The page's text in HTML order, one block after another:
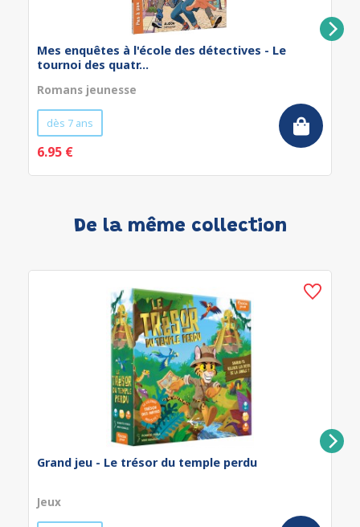
Mes enquêtes à l'école des détectives - Le
tournoi des quatr...
Romans jeunesse
dès 7 ans
6.95 €
De la même collection
Grand jeu - Le trésor du temple perdu
Jeux